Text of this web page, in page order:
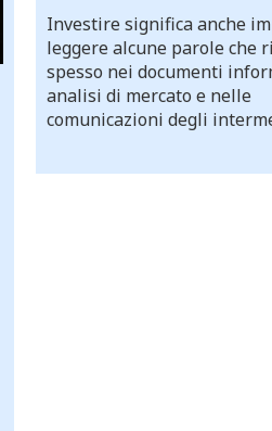
Investire significa anche
leggere alcune parole che
spesso nei documenti
analisi di mercato e nelle
comunicazioni degli